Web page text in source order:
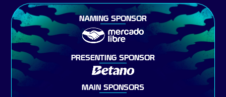
NAMING SPONSOR
PRESENTING SPONSOR
MAIN SPONSORS